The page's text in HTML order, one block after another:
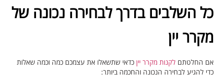
כל השלבים בדרך לבחירה נכונה של
מקרר יין
אם החלטתם לקנות מקרר יין כדאי שתשאלו את עצמכם כמה וכמה שאלות
כדי להגיע לבחירה הנכונה והחכמה ביותר: